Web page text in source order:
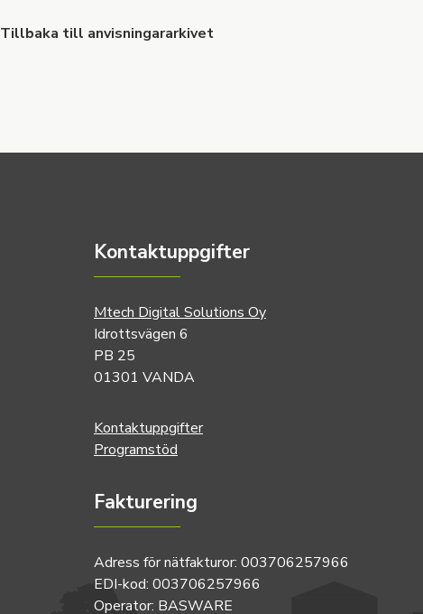
Tillbaka till anvisningararkivet
Kontaktuppgifter
Mtech Digital Solutions Oy
Idrottsvägen 6
PB 25
01301 VANDA
Kontaktuppgifter
Programstöd
Fakturering
Adress för nätfakturor: 003706257966
EDI-kod: 003706257966
Operator: BASWARE